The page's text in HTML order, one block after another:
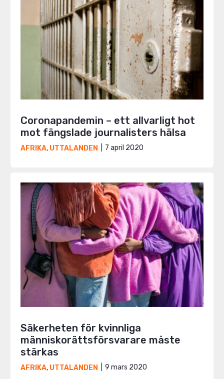
Coronapandemin – ett allvarligt hot
mot fängslade journalisters hälsa
AFRIKA, UTTALANDEN 7 april 2020
Säkerheten för kvinnliga
människorättsförsvarare måste
stärkas
AFRIKA, UTTALANDEN 9 mars 2020